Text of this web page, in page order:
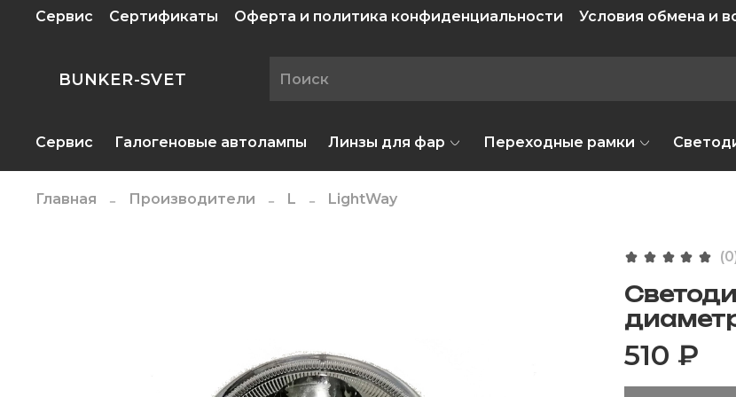
Сервис Сертификаты Оферта и политика конфиденциальности Условия обмена и
BUNKER-SVET
Сервис Галогеновые автолампы Линзы для фар Переходные рамки
Главная Производители L LightWay
510 ₽